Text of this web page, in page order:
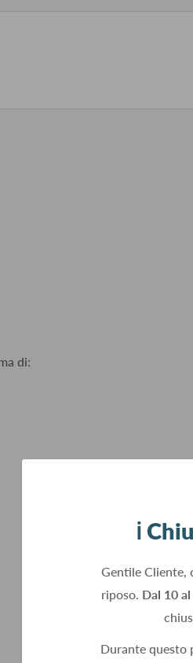
ℹ️
Gentile Cliente,
riposo. Dal 10
Durante questo
di: